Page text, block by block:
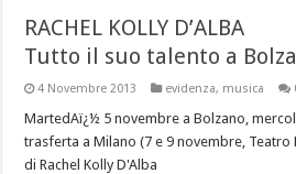
RACHEL KOLLY D’ALBA
Tutto il suo talento a
4 Novembre 2013 evidenza, musica
MartedAï¿½ 5 novembre a Bolzano,
trasferta a Milano (7 e 9 novembre, Teatro
di Rachel Kolly D'Alba